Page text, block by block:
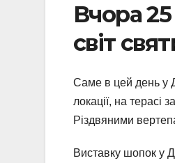
Вчора
світ
Саме в цей день у
локації, на терасі
Різдвяними
Виставку шопок у